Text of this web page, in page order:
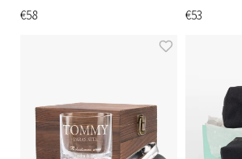
€58 €53